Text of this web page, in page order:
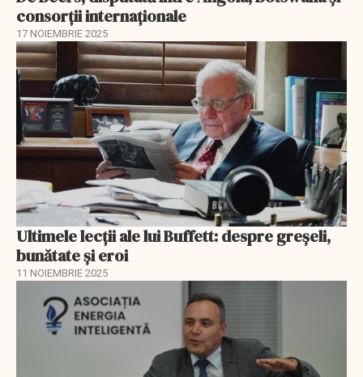
consorții internaționale
17 NOIEMBRIE 2025
Ultimele lecții ale lui Buffett: despre greșeli,
bunătate și eroi
11 NOIEMBRIE 2025